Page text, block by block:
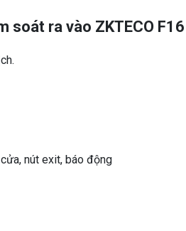
soát ra vào ZKTECO F16
nút exit, báo động